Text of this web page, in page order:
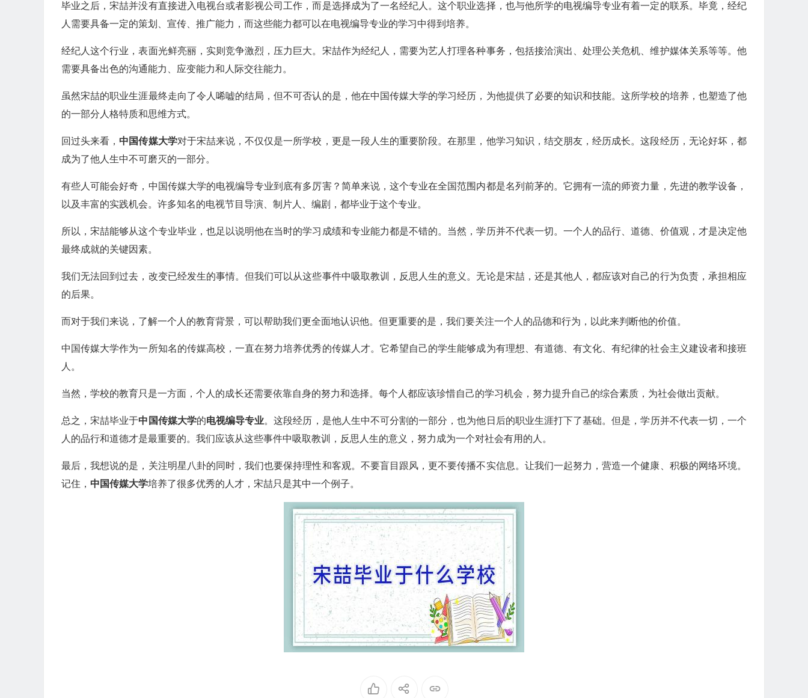
毕业之后，宋喆并没有直接进入电视台或者影视公司工作，而是选择成为了一名经纪人。这个职业选择，也与他所学的电视编导专业有着一定的联系。毕竟，经纪
人需要具备一定的策划、宣传、推广能力，而这些能力都可以在电视编导专业的学习中得到培养。
经纪人这个行业，表面光鲜亮丽，实则竞争激烈，压力巨大。宋喆作为经纪人，需要为艺人打理各种事务，包括接洽演出、处理公关危机、维护媒体关系等等。他
需要具备出色的沟通能力、应变能力和人际交往能力。
虽然宋喆的职业生涯最终走向了令人唏嘘的结局，但不可否认的是，他在中国传媒大学的学习经历，为他提供了必要的知识和技能。这所学校的培养，也塑造了他
的一部分人格特质和思维方式。
回过头来看， 中国传媒大学对于宋喆来说，不仅仅是一所学校，更是一段人生的重要阶段。在那里，他学习知识，结交朋友，经历成长。这段经历，无论好坏，都
成为了他人生中不可磨灭的一部分。
有些人可能会好奇，中国传媒大学的电视编导专业到底有多厉害？简单来说，这个专业在全国范围内都是名列前茅的。它拥有一流的师资力量，先进的教学设备，
以及丰富的实践机会。许多知名的电视节目导演、制片人、编剧，都毕业于这个专业。
所以，宋喆能够从这个专业毕业，也足以说明他在当时的学习成绩和专业能力都是不错的。当然，学历并不代表一切。一个人的品行、道德、价值观，才是决定他
最终成就的关键因素。
我们无法回到过去，改变已经发生的事情。但我们可以从这些事件中吸取教训，反思人生的意义。无论是宋喆，还是其他人，都应该对自己的行为负责，承担相应
的后果。
而对于我们来说，了解一个人的教育背景，可以帮助我们更全面地认识他。但更重要的是，我们要关注一个人的品德和行为，以此来判断他的价值。
中国传媒大学作为一所知名的传媒高校，一直在努力培养优秀的传媒人才。它希望自己的学生能够成为有理想、有道德、有文化、有纪律的社会主义建设者和接班
人。
当然，学校的教育只是一方面，个人的成长还需要依靠自身的努力和选择。每个人都应该珍惜自己的学习机会，努力提升自己的综合素质，为社会做出贡献。
总之，宋喆毕业于中国传媒大学的电视编导专业。这段经历，是他人生中不可分割的一部分，也为他日后的职业生涯打下了基础。但是，学历并不代表一切，一个
人的品行和道德才是最重要的。我们应该从这些事件中吸取教训，反思人生的意义，努力成为一个对社会有用的人。
最后，我想说的是，关注明星八卦的同时，我们也要保持理性和客观。不要盲目跟风，更不要传播不实信息。让我们一起努力，营造一个健康、积极的网络环境。
记住， 中国传媒大学培养了很多优秀的人才，宋喆只是其中一个例子。